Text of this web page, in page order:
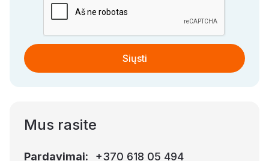
Siųsti
Mus rasite
Pardavimai: +370 618 05 494